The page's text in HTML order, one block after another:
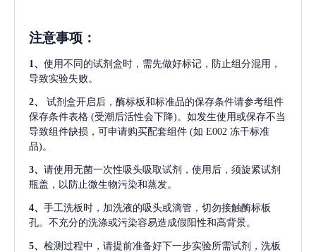
注意事项 ：
1、 使用不同的试剂盒时，需先做好标记，防止组分混用，
导致实验失败。
2、
试剂盒开启后，酶标板和标准品的保存条件请参考组件
保存条件表格 (受潮后活性会下降)。如发生使用或保存不当
导致组件缺损，可申请购买配套组件 (如 E002 冻干标准
品)。
3、 请使用无菌一次性吸头吸取试剂，使用后，须旋紧试剂
瓶盖，以防止微生物污染和蒸发。
4、 手工洗板时，加洗液的吸头或滴管，切勿接触酶标板
孔。不充分的洗涤或污染容易造成假阳性和高背景。
5、 检测过程中，请提前准备好下一步实验所需试剂，洗板